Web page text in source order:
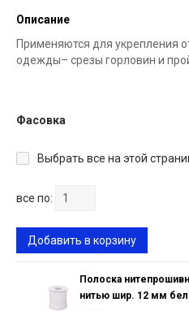
Описание
Применяются для укрепления
одежды– срезы горловин и
Фасовка
Выбрать все на этой
все по:
Добавить в корзину
Полоска
нитью шир. 12 мм